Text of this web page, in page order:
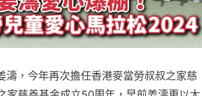
濤，今年再次擔任香港麥當勞叔叔之家慈